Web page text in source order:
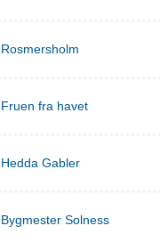
Rosmersholm
Fruen fra havet
Hedda Gabler
Bygmester Solness